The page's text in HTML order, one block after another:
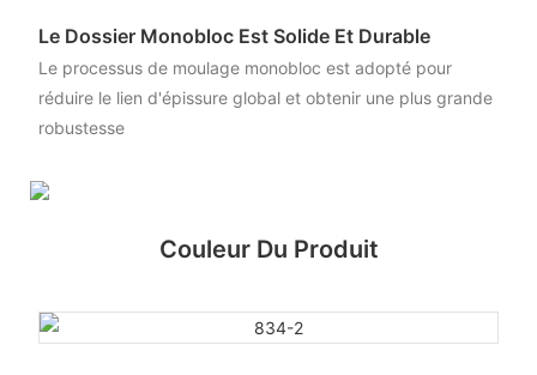
Le Dossier Monobloc Est Solide Et Durable
Le processus de moulage monobloc est adopté pour
réduire le lien d'épissure global et obtenir une plus grande
robustesse
Couleur Du Produit